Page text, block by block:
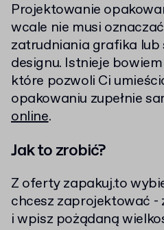
Projektowanie
wcale nie musi
zatrudniania grafika lub
designu. Istnieje
które pozwoli Ci
opakowaniu zupełnie
online.
Jak to zrobić?
Z oferty zapakuj.to
chcesz zaprojektować -
i wpisz pożądaną